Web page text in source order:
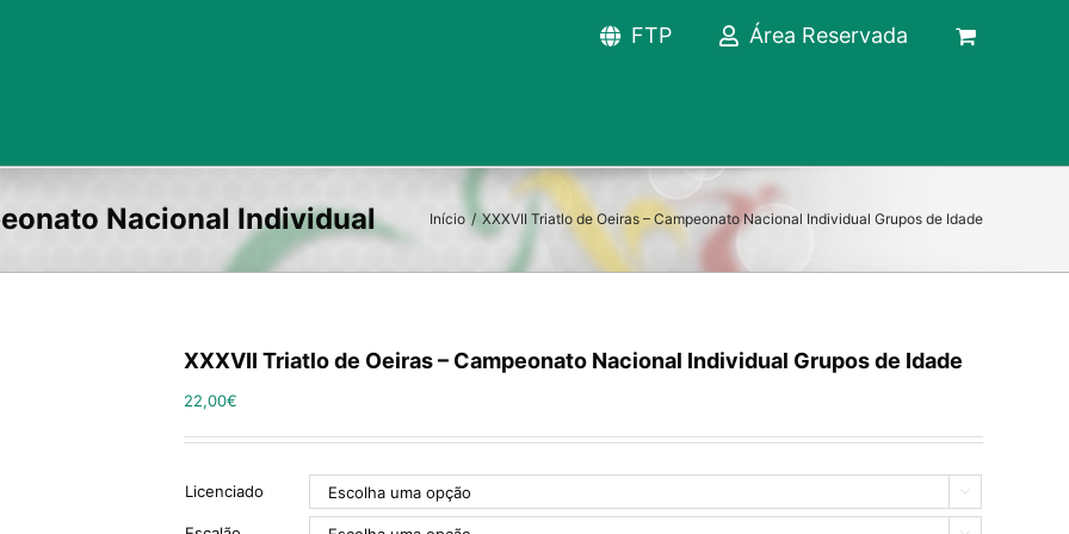
FTP Área Reservada
Início / XXXVII Triatlo de Oeiras – Campeonato Nacional Individual Grupos de Idade
XXXVII Triatlo de Oeiras – Campeonato Nacional Individual Grupos de Idade
22,00€
Licenciado 